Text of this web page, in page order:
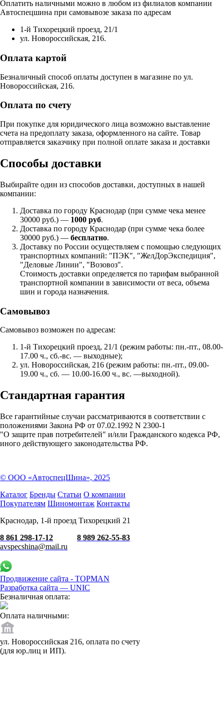
Оплатить наличными можно в любом из филиалов компании
Автоспецшина при самовывозе заказа по адресам
1-й Тихорецкий проезд, 21/1
ул. Новороссийская, 216.
Оплата картой
Безналичный способ оплаты доступен в магазине по ул.
Новороссийская, 216.
Оплата по счету
При покупке для юридического лица возможно выставление
счета на предоплату заказа, оформленного на сайте. Товар
отправляется заказчику при полной оплате заказа и доставки
Способы доставки
Выбирайте один из способов доставки, доступных в нашей
компании:
Доставка по городу Краснодар (при сумме чека менее
30000 руб.) — 1000 руб.
Доставка по городу Краснодар (при сумме чека более
30000 руб.) — бесплатно.
Доставку по России осуществляем с помощью следующих
транспортных компаний: "ПЭК", "ЖелДорЭкспедиция",
"Деловые Линии", "Возовоз".
Стоимость доставки определяется по тарифам выбранной
транспортной компании в зависимости от веса, объема
шин и города назначения.
Самовывоз
Самовывоз возможен по адресам:
1-й Тихорецкий проезд, 21/1 (режим работы: пн.-пт., 08.00-
17.00 ч., сб.-вс. — выходные);
ул. Новороссийская, 216 (режим работы: пн.-пт., 09.00-
19.00 ч., сб. — 10.00-16.00 ч., вс. —выходной).
Стандартная гарантия
Все гарантийные случаи рассматриваются в соответствии с
положениями Закона РФ от 07.02.1992 N 2300-1
"О защите прав потребителей" и/или Гражданского кодекса РФ,
иного действующего законодательства РФ.
© ООО «АвтоспецШина», 2025
Каталог Бренды Статьи О компании
Покупателям Шиномонтаж Контакты
Краснодар, 1-й проезд Тихорецкий 21
8 861 298-17-12
8 989 262-55-83
avspecshina@mail.ru
Продвижение сайта - TOPMAN
Разработка сайта — UNIC
Безналичная оплата:
Оплата наличными:
ул. Новороссийская 216, оплата по счету
(для юр.лиц и ИП).